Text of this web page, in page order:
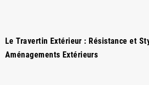
Le Travertin Extérieur : Résistance et
Aménagements Extérieurs